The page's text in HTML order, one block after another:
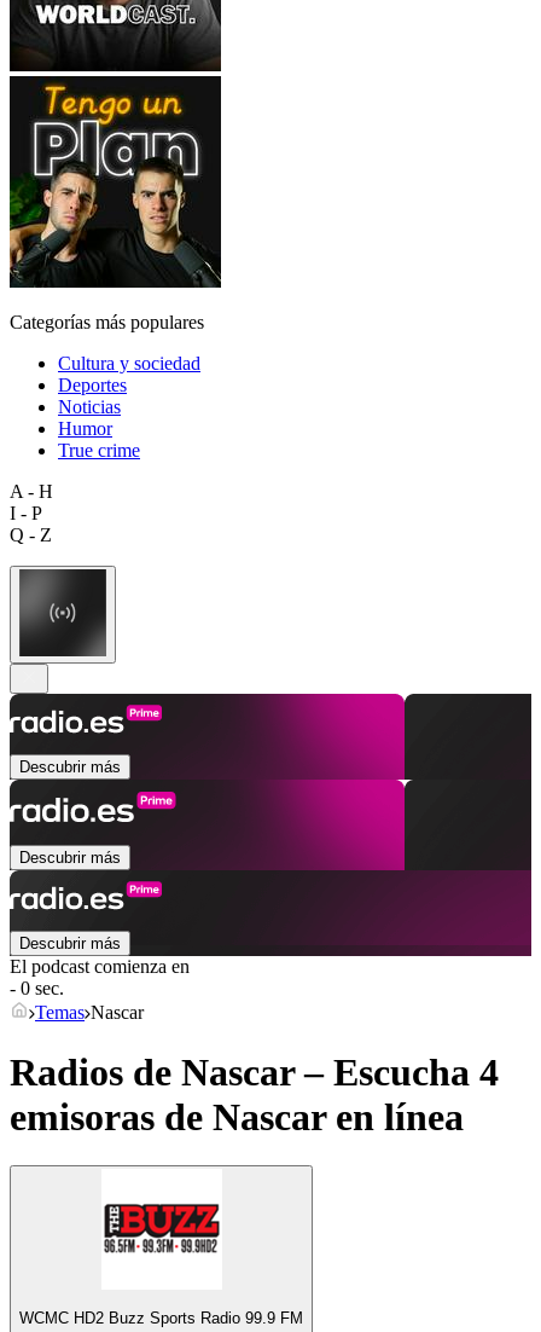
Categorías más populares
Cultura y sociedad
Deportes
Noticias
Humor
True crime
A - H
I - P
Q - Z
Descubrir más
Descubrir más
Descubrir más
El podcast comienza en
- 0 sec.
Temas Nascar
Radios de Nascar – Escucha 4
emisoras de Nascaren línea
WCMC HD2 Buzz Sports Radio 99.9 FM